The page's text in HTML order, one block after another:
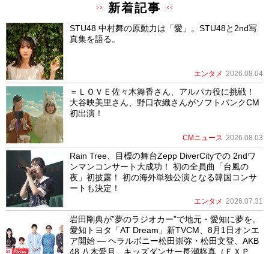
新着記事
STU48 中村舞の原動力は「愛」。STU48と2nd写
真集を語る。
エンタメ 2026.08.04
＝ＬＯＶＥ佐々木舞香さん、アルパカ役に挑戦！
大谷映美里さん、野口衣織さんがソフトバンクCM
初出演！
CMニュース 2026.08.03
Rain Tree、目標の舞台Zepp DiverCityでの 2ndワ
ンマンコンサート大成功！ 初の全員曲「台風の
夜」初披露！ 初の海外単独公演となる韓国コンサ
ートも決定！
エンタメ 2026.07.31
岩田剛典が”夢のラジオカー”で地元・愛知に夢を。
愛知トヨタ「AT Dream」新TVCM、8月1日オンエ
ア開始 ― ヘラルボニー松田崇弥・松田文登、AKB
48 八木愛月、キッズダンサー長瀬柊真（ＥＸＰ